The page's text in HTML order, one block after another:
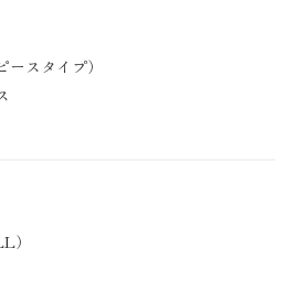
スタイプ）
）